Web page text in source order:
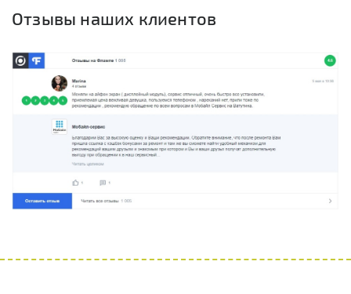
Отзывы наших клиентов